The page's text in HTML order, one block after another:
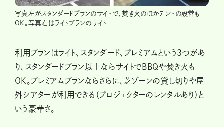
写真左がスタンダードプランのサイトで、焚き火のほかテントの設営も
OK。写真右はライトプランのサイト
利用プランはライト、スタンダード、プレミアムという３つがあ
り、スタンダードプラン以上ならサイトでBBQや焚き火も
OK。プレミアムプランならさらに、芝ゾーンの貸し切りや屋
外シアターが利用できる（プロジェクターのレンタルあり）と
いう豪華さ。